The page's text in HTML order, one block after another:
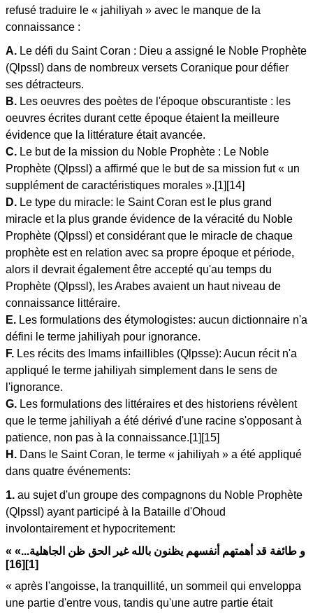
refusé traduire le « jahiliyah » avec le manque de la
connaissance :
A. Le défi du Saint Coran : Dieu a assigné le Noble Prophète
(Qlpssl) dans de nombreux versets Coranique pour défier
ses détracteurs.
B. Les oeuvres des poètes de l'époque obscurantiste : les
oeuvres écrites durant cette époque étaient la meilleure
évidence que la littérature était avancée.
C. Le but de la mission du Noble Prophète : Le Noble
Prophète (Qlpssl) a affirmé que le but de sa mission fut « un
supplément de caractéristiques morales ».[1][14]
D. Le type du miracle: le Saint Coran est le plus grand
miracle et la plus grande évidence de la véracité du Noble
Prophète (Qlpssl) et considérant que le miracle de chaque
prophète est en relation avec sa propre époque et période,
alors il devrait également être accepté qu'au temps du
Prophète (Qlpssl), les Arabes avaient un haut niveau de
connaissance littéraire.
E. Les formulations des étymologistes: aucun dictionnaire n'a
défini le terme jahiliyah pour ignorance.
F. Les récits des Imams infaillibles (Qlpsse): Aucun récit n'a
appliqué le terme jahiliyah simplement dans le sens de
l'ignorance.
G. Les formulations des littéraires et des historiens révèlent
que le terme jahiliyah a été dérivé d'une racine s'opposant à
patience, non pas à la connaissance.[1][15]
H. Dans le Saint Coran, le terme « jahiliyah » a été appliqué
dans quatre événements:
1. au sujet d'un groupe des compagnons du Noble Prophète
(Qlpssl) ayant participé à la Bataille d'Ohoud
involontairement et hypocritement:
« و طائفة قد أهمتهم أنفسهم يظنون بالله غير الحق ظن الجاهلية...»
[1][16]
« après l'angoisse, la tranquillité, un sommeil qui enveloppa
une partie d'entre vous, tandis qu'une autre partie était